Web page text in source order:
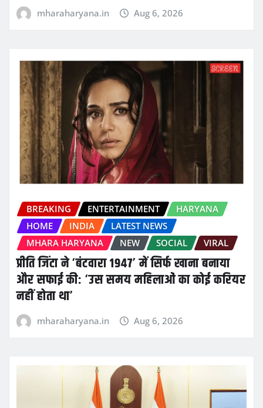
mharaharyana.in Aug 6, 2026
BREAKING ENTERTAINMENT
HARYANA
HOME
INDIA
LATEST NEWS
MHARA HARYANA
NEW SOCIAL VIRAL
प्रीति जिंटा ने ‘बंटवारा 1947’ में सिर्फ खाना बनाया
और सफाई की: ‘उस समय महिलाओं का कोई करियर
नहीं होता था’
mharaharyana.in Aug 6, 2026